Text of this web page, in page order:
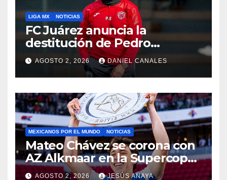
LIGA MX NOTICIAS
FC Juárez anuncia la
destitución de Pedro
Caixinha
AGOSTO 2, 2026 DANIEL CANALES
MEXICANOS POR EL MUNDO NOTICIAS
Mateo Chávez se corona con
AZ Alkmaar en la Supercopa
de Países Bajos
AGOSTO 2, 2026 JESÚS ANAYA